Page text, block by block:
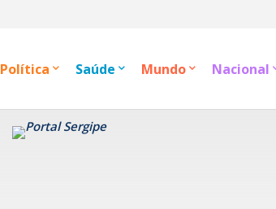
Política Saúde Mundo Nacional